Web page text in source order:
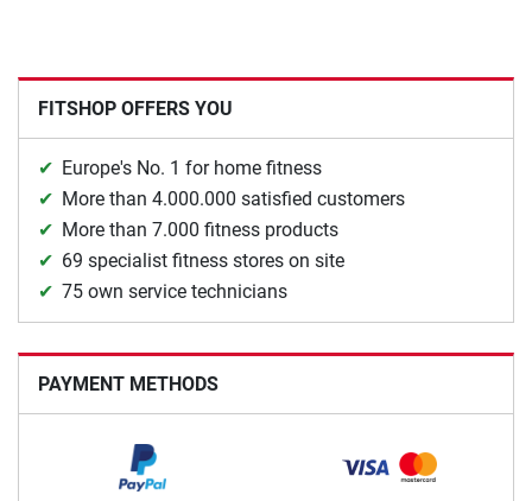
FITSHOP OFFERS YOU
Europe's No. 1 for home fitness
More than 4.000.000 satisfied customers
More than 7.000 fitness products
69 specialist fitness stores on site
75 own service technicians
PAYMENT METHODS